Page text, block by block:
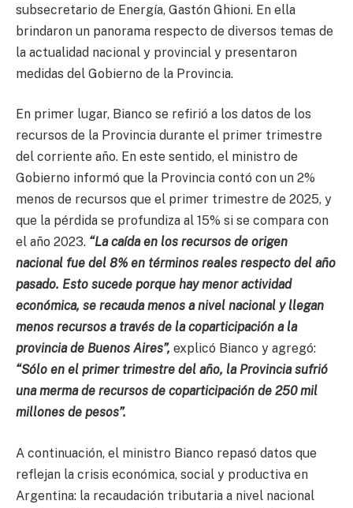
subsecretario de Energía, Gastón Ghioni. En ella
brindaron un panorama respecto de diversos temas de
la actualidad nacional y provincial y presentaron
medidas del Gobierno de la Provincia.
En primer lugar, Bianco se refirió a los datos de los
recursos de la Provincia durante el primer trimestre
del corriente año. En este sentido, el ministro de
Gobierno informó que la Provincia contó con un 2%
menos de recursos que el primer trimestre de 2025, y
que la pérdida se profundiza al 15% si se compara con
el año 2023. “La caída en los recursos de origen
nacional fue del 8% en términos reales respecto del año
pasado. Esto sucede porque hay menor actividad
económica, se recauda menos a nivel nacional y llegan
menos recursos a través de la coparticipación a la
provincia de Buenos Aires”, explicó Bianco y agregó:
“Sólo en el primer trimestre del año, la Provincia sufrió
una merma de recursos de coparticipación de 250 mil
millones de pesos”.
A continuación, el ministro Bianco repasó datos que
reflejan la crisis económica, social y productiva en
Argentina: la recaudación tributaria a nivel nacional